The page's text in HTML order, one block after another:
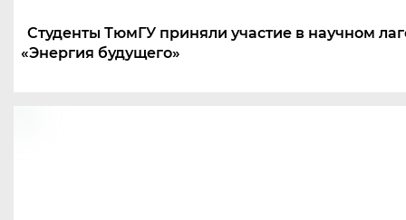
Студенты ТюмГУ приняли участие в научном
«Энергия будущего»